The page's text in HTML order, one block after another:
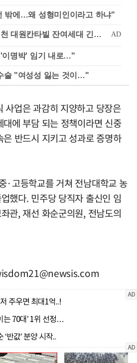
밖에…왜 성형미인이라고 하냐"
이명박' 임기 내로…"
술 "여성성 잃는 것이…"
사업은 과감히 지양하고 당장은
에 부담 되는 정책이라면 신중
반드시 지키고 성과로 증명하
·고등학교를 거쳐 전남대학교 농
했다. 민주당 당직자 출신인 임
관, 재선 화순군의원, 전남도의